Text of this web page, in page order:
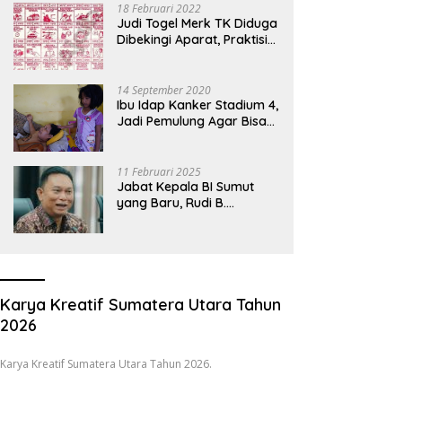
18 Februari 2022
Judi Togel Merk TK Diduga
Dibekingi Aparat, Praktisi
14 September 2020
Ibu Idap Kanker Stadium 4,
Jadi Pemulung Agar Bisa
11 Februari 2025
Jabat Kepala BI Sumut
yang Baru, Rudi B.
Karya Kreatif Sumatera Utara Tahun
2026
Karya Kreatif Sumatera Utara Tahun 2026.